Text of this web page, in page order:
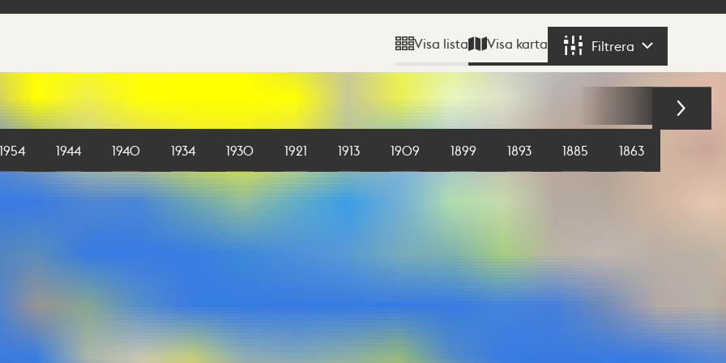
Visa lista Visa karta Filtrera
1954 1944 1940 1934 1930 1921 1913 1909 1899 1893 1885 1863